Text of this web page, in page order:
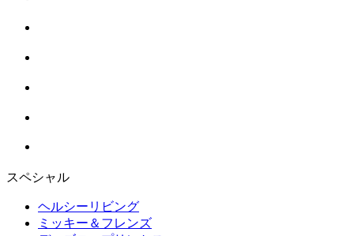
スペシャル
ヘルシーリビング
ミッキー＆フレンズ